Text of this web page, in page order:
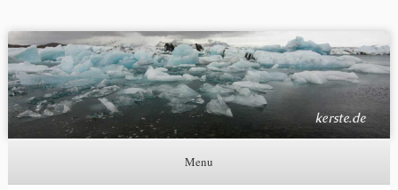
Kerste.de
Astronomie, Nordlichter und mehr
Menu